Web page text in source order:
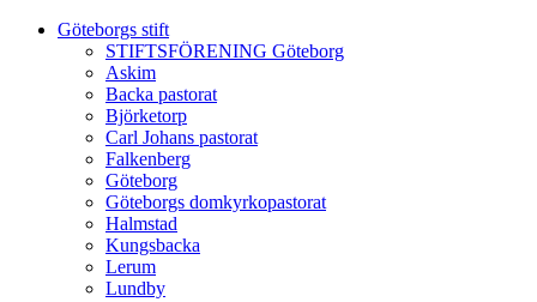
Göteborgs stift
STIFTSFÖRENING Göteborg
Askim
Backa pastorat
Björketorp
Carl Johans pastorat
Falkenberg
Göteborg
Göteborgs domkyrkopastorat
Halmstad
Kungsbacka
Lerum
Lundby